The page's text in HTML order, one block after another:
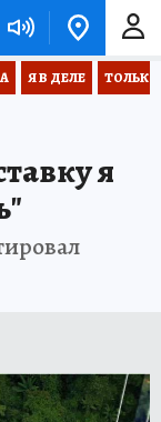
Я В ДЕЛЕ ТОЛЬКО
я